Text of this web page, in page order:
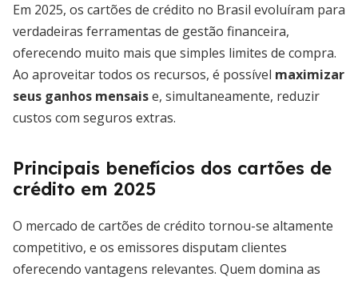
Em 2025, os cartões de crédito no Brasil evoluíram para
verdadeiras ferramentas de gestão financeira,
oferecendo muito mais que simples limites de compra.
Ao aproveitar todos os recursos, é possível maximizar
seus ganhos mensaise, simultaneamente, reduzir
custos com seguros extras.
Principais benefícios dos cartões de
crédito em 2025
O mercado de cartões de crédito tornou-se altamente
competitivo, e os emissores disputam clientes
oferecendo vantagens relevantes. Quem domina as